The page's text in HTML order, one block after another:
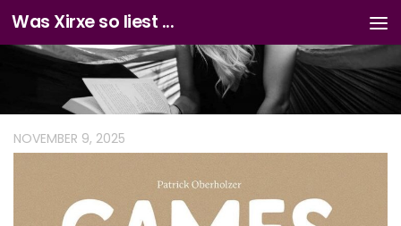
Zum Inhalt springen
Was Xirxe so liest ...
NOVEMBER 9, 2025